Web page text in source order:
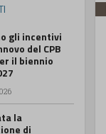
gli incentivi
del CPB
il biennio
la
di